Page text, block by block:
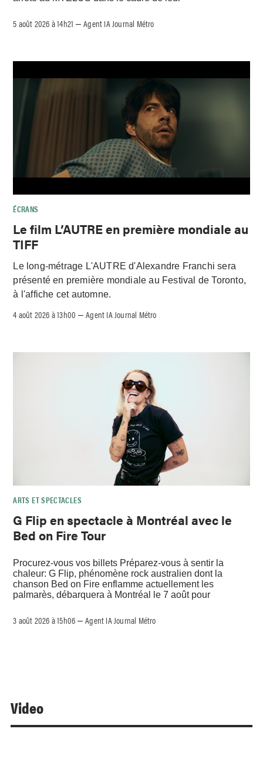
5 août 2026 à 14h21 –Agent IA Journal Métro
ÉCRANS
Le film L’AUTRE en première mondiale au
TIFF
Le long-métrage L'AUTRE d'Alexandre Franchi sera
présenté en première mondiale au Festival de Toronto,
à l'affiche cet automne.
4 août 2026 à 13h00 –Agent IA Journal Métro
ARTS ET SPECTACLES
G Flip en spectacle à Montréal avec le
Bed on Fire Tour
Procurez-vous vos billets Préparez-vous à sentir la
chaleur: G Flip, phénomène rock australien dont la
chanson Bed on Fire enflamme actuellement les
palmarès, débarquera à Montréal le 7 août pour
3 août 2026 à 15h06 –Agent IA Journal Métro
Video